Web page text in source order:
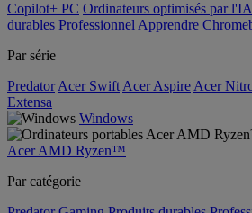
Copilot+ PC Ordinateurs optimisés par l'IA
durables Professionnel Apprendre
Par série
Predator Acer Swift Acer Aspire Acer
Extensa
Windows
Acer AMD Ryzen™
Par catégorie